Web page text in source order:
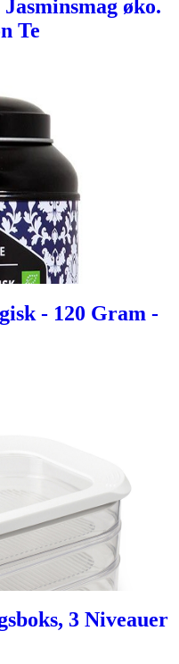
øko.
Te
- 120 Gram -
3 Niveauer